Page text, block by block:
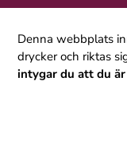
Denna webbplats
drycker och riktas
intygar du att du